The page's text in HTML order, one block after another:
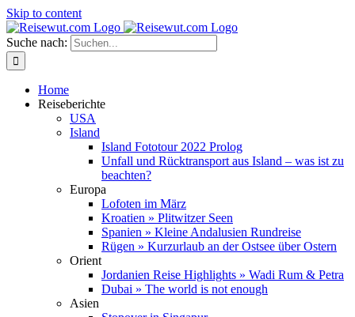
Skip to content
Suche nach:
Home
Reiseberichte
USA
Island
Island Fototour 2022 Prolog
Unfall und Rücktransport aus Island – was ist zu
beachten?
Europa
Lofoten im März
Kroatien » Plitwitzer Seen
Spanien » Kleine Andalusien Rundreise
Rügen » Kurzurlaub an der Ostsee über Ostern
Orient
Jordanien Reise Highlights » Wadi Rum & Petra
Dubai » The world is not enough
Asien